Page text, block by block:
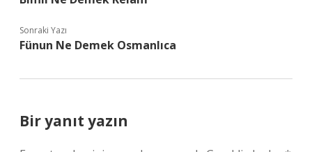
Sonraki Yazı
Fünun Ne Demek Osmanlıca
Bir yanıt yazın